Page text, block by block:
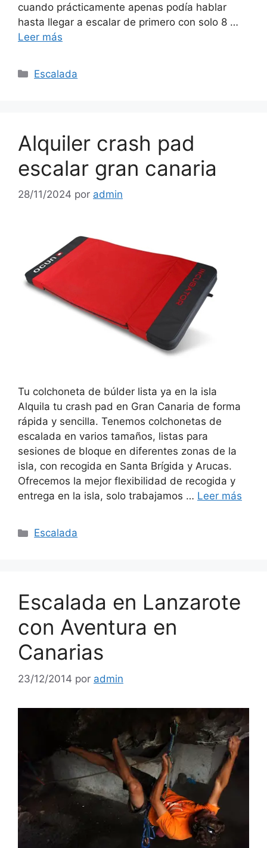
cuando prácticamente apenas podía hablar
hasta llegar a escalar de primero con solo 8 …
Leer más
Categorías
Escalada
Alquiler crash pad
escalar gran canaria
28/11/2024 por admin
Tu colchoneta de búlder lista ya en la isla
Alquila tu crash pad en Gran Canaria de forma
rápida y sencilla. Tenemos colchonetas de
escalada en varios tamaños, listas para
sesiones de bloque en diferentes zonas de la
isla, con recogida en Santa Brígida y Arucas.
Ofrecemos la mejor flexibilidad de recogida y
entrega en la isla, solo trabajamos … Leer más
Categorías
Escalada
Escalada en Lanzarote
con Aventura en
Canarias
23/12/2014 por admin